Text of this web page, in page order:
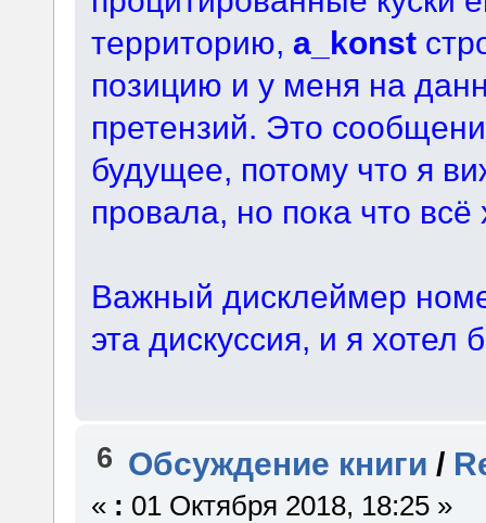
территорию, a_konst
позицию и у меня на
претензий. Это
будущее, потому что я
провала, но пока что
Важный дисклеймер
эта дискуссия, и я
6 Обсуждение книги /
« : 01 Октября 2018, 18:25 »